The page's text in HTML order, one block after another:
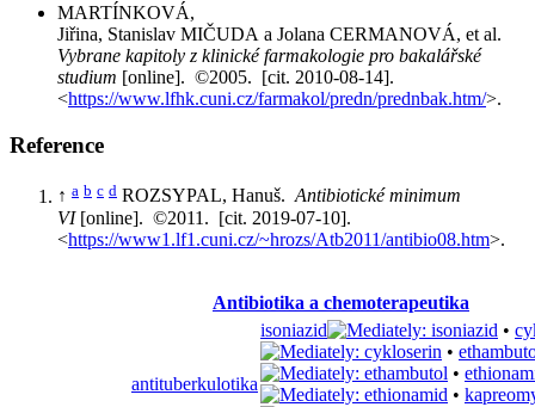
MARTÍNKOVÁ,
Jiřina, Stanislav MIČUDA a Jolana CERMANOVÁ, et al.
Vybrane kapitoly z klinické farmakologie pro bakalářské
studium [online]. ©2005. [cit. 2010-08-14].
<https://www.lfhk.cuni.cz/farmakol/predn/prednbak.htm/>.
Reference
↑ a b c d ROZSYPAL, Hanuš.Antibiotické minimum
VI[online]. ©2011. [cit. 2019-07-10].
<https://www1.lf1.cuni.cz/~hrozs/Atb2011/antibio08.htm>.
Antibiotika a chemoterapeutika
antituberkulotika
isoniazid •
•
•
•